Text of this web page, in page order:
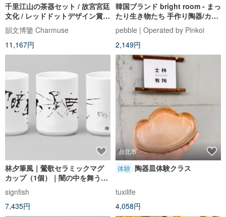
千里江山の茶器セット / 故宮宮廷
文化 / レッドドットデザイン賞受
賞 / 持ち運び可能
韻文博鑒 Charmuse
11,167円
韓国ブランド bright room - まっ
たり生き物たち 手作り陶器/カト
ラリーレスト - 全6種
pebble | Operated by Pinkoi
2,149円
林夕筆風｜鶯歌セラミックマグ
カップ（1個）｜闇の中を舞う｜
台湾限定_数量限定
signfish
7,435円
台北市
体験 陶器皿体験クラス
tuxilife
4,058円